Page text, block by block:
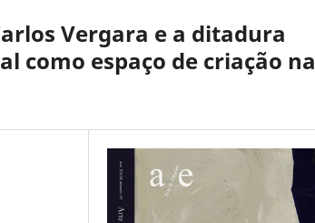
Vergara e a ditadura
como espaço de criação na